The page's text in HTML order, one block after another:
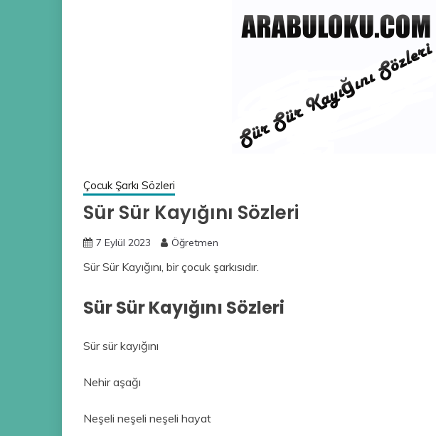
Çocuk Şarkı Sözleri
Sür Sür Kayığını Sözleri
7 Eylül 2023 Öğretmen
Sür Sür Kayığını, bir çocuk şarkısıdır.
Sür Sür Kayığını Sözleri
Sür sür kayığını
Nehir aşağı
Neşeli neşeli neşeli hayat